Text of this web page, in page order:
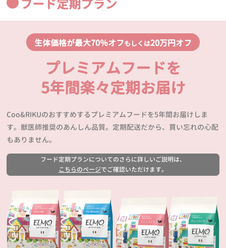
フード定期プラン
生体価格が最大70％オフもしくは20万円オフ
プレミアムフードを
5年間楽々定期お届け
Coo&RIKUのおすすめするプレミアムフードを5年間お届けしま
す。獣医師推奨のあんしん品質。定期配送だから、買い忘れの心配
もありません。
フード定期プランについてのさらに詳しいご説明は、
こちらのページでご確認いただけます。